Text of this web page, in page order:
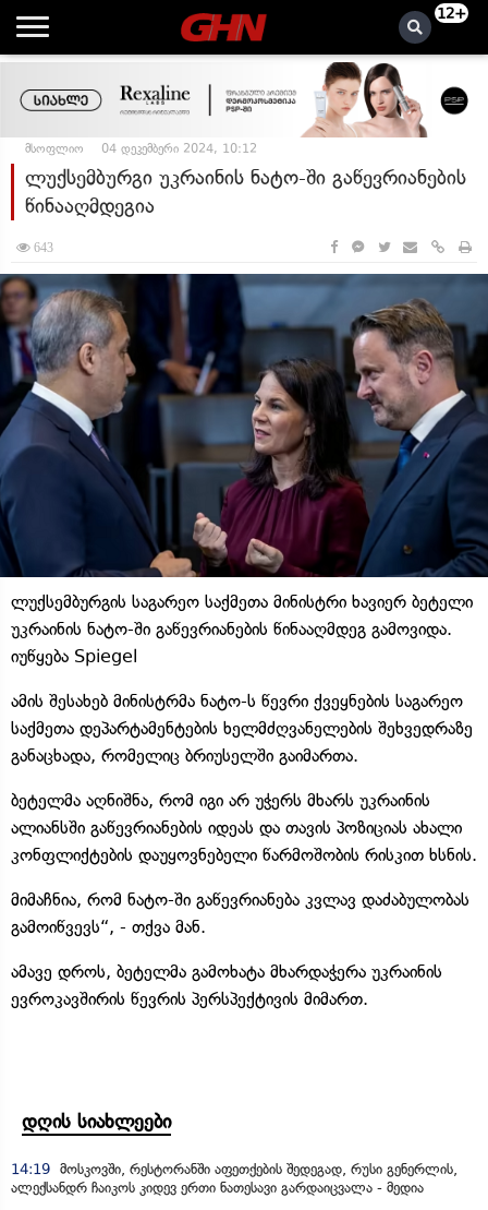
12+
მსოფლიო 04 დეკემბერი 2024, 10:12
ლუქსემბურგი უკრაინის ნატო-ში გაწევრიანების
წინააღმდეგია
643
ლუქსემბურგის საგარეო საქმეთა მინისტრი ხავიერ ბეტელი
უკრაინის ნატო-ში გაწევრიანების წინააღმდეგ გამოვიდა.
იუწყება Spiegel
ამის შესახებ მინისტრმა ნატო-ს წევრი ქვეყნების საგარეო
საქმეთა დეპარტამენტების ხელმძღვანელების შეხვედრაზე
განაცხადა, რომელიც ბრიუსელში გაიმართა.
ბეტელმა აღნიშნა, რომ იგი არ უჭერს მხარს უკრაინის
ალიანსში გაწევრიანების იდეას და თავის პოზიციას ახალი
კონფლიქტების დაუყოვნებელი წარმოშობის რისკით ხსნის.
მიმაჩნია, რომ ნატო-ში გაწევრიანება კვლავ დაძაბულობას
გამოიწვევს“, - თქვა მან.
ამავე დროს, ბეტელმა გამოხატა მხარდაჭერა უკრაინის
ევროკავშირის წევრის პერსპექტივის მიმართ.
დღის სიახლეები
14:19 მოსკოვში, რესტორანში აფეთქების შედეგად, რუსი გენერლის,
ალექსანდრ ჩაიკოს კიდევ ერთი ნათესავი გარდაიცვალა - მედია